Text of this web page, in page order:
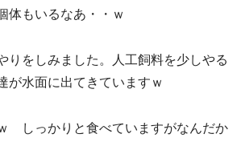
体もいるなあ・・ｗ
りをしみました。人工飼料を少しやる
が水面に出てきていますｗ
しっかりと食べていますがなんだか